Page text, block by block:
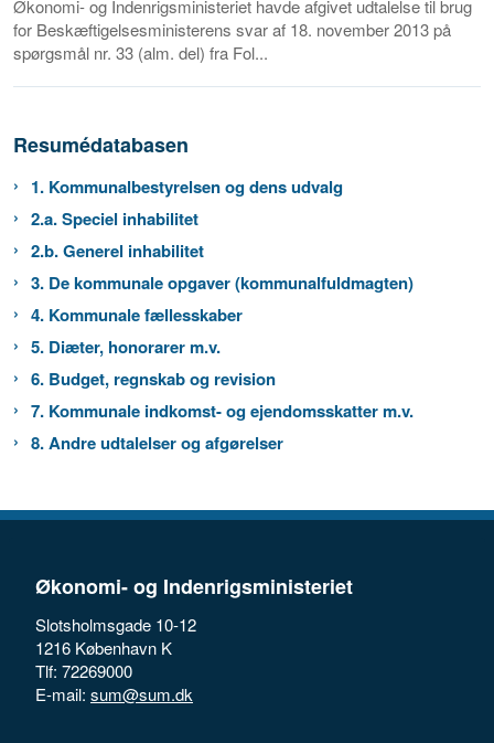
Økonomi- og Indenrigsministeriet havde afgivet udtalelse til brug
for Beskæftigelsesministerens svar af 18. november 2013 på
spørgsmål nr. 33 (alm. del) fra Fol...
Resumédatabasen
1. Kommunalbestyrelsen og dens udvalg
2.a. Speciel inhabilitet
2.b. Generel inhabilitet
3. De kommunale opgaver (kommunalfuldmagten)
4. Kommunale fællesskaber
5. Diæter, honorarer m.v.
6. Budget, regnskab og revision
7. Kommunale indkomst- og ejendomsskatter m.v.
8. Andre udtalelser og afgørelser
Økonomi- og Indenrigsministeriet
Slotsholmsgade 10-12
1216 København K
Tlf: 72269000
E-mail: sum@sum.dk